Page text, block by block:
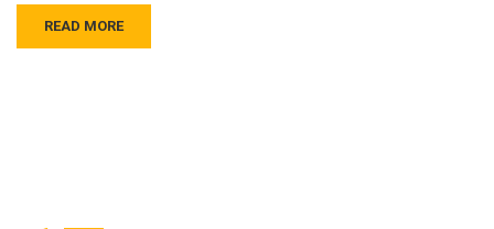
READ MORE